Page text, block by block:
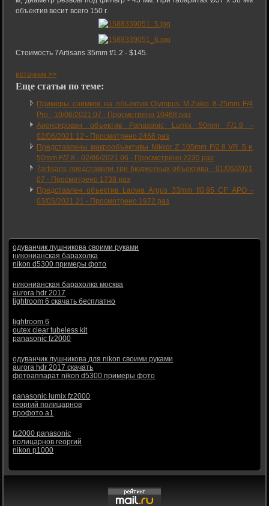
объектив весит всего 150 г.
Стоимость 7Artisans 35mm f/1.2 - $145.
источник >>
Еще статьи по теме:
Примеры снимков на объектив Olympus M.Zuiko 8-25mm F/4
Pro - 10/06/2021 07 - Просмотрено 10468 раз
Анонсирован объектив Panasonic Lumix 50mm F/1.8 -
02/06/2021 12 - Просмотрено 2466 раз
Представлены макрообъективы Nikkor Z 105mm F/2.8 VR S и
50mm F/2.8 -02/06/2021 06 - Просмотрено 2235 раз
7artisans представили три бюджетных объектива -01/06/2021
07 - Просмотрено 1738 раз
Представлен объектив Laowa Argus 33mm f/0.95 CF APO -
03/05/2021 21 - Просмотрено 1972 раз
одуванчик лушникова своими руками
никонианская барахолка
nikon d5300 примеры фото
никонианская барахолка москва
aurora hdr 2017
lightroom 6 скачать бесплатно
lightroom 6
outex clear tubeless kit
panasonic fz2000
одуванчик лушникова для nikon своими руками
aurora hdr 2017 скачать
фотоаппарат nikon d5300 примеры фото
panasonic lumix fz2000
георгий полицарнов
профото а1
fz2000 panasonic
полицарнов георгий
nikon p1000